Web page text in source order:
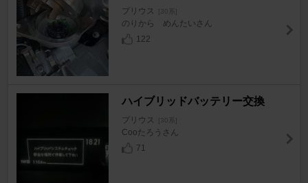
プリウス [30系]
のりから めんたいさん
122
ハイブリッドバッテリー交換
プリウス [30系]
Cooたろうさん
71